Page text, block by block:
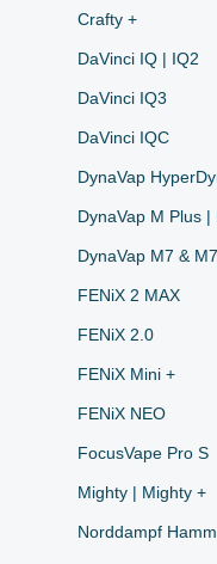
Crafty +
DaVinci IQ | IQ2
DaVinci IQ3
DaVinci IQC
DynaVap
DynaVap M Plus |
DynaVap M7 & M7
FENiX 2 MAX
FENiX 2.0
FENiX Mini +
FENiX NEO
FocusVape Pro S
Mighty | Mighty +
Norddampf